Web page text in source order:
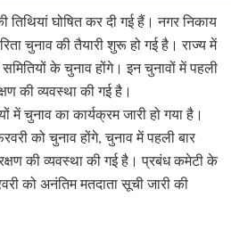
तिथियां घोषित कर दी गई हैं। नगर निकाय
चुनाव की तैयारी शुरू हो गई है। राज्य में
के चुनाव होंगे। इन चुनावों में पहली
की व्यवस्था की गई है।
में चुनाव का कार्यक्रम जारी हो गया है।
को चुनाव‌ होंगे, चुनाव में पहली बार
की व्यवस्था की गई है। प्रबंध कमेटी के
को अनंतिम मतदाता सूची जारी की